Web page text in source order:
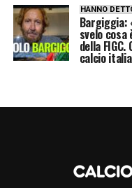
HANNO
Bargiggia:
svelo
della
calcio